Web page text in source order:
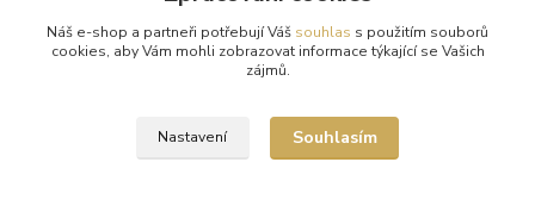
Obchodní podmínky
Náš e-shop a partneři potřebují Váš souhlas s použitím souborů
cookies, aby Vám mohli zobrazovat informace týkající se Vašich
zájmů.
Nastavení Souhlasím